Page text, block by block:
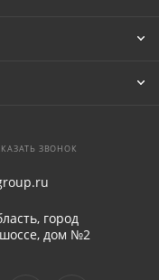
ЗВОНОК
город
дом №2